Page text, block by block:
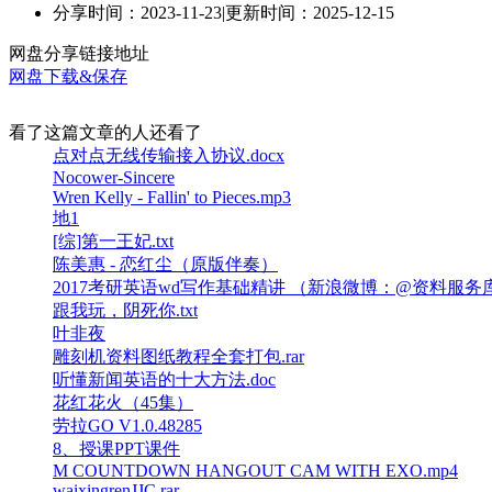
分享时间：2023-11-23|更新时间：2025-12-15
网盘分享链接地址
网盘下载&保存
看了这篇文章的人还看了
点对点无线传输接入协议.docx
Nocower-Sincere
Wren Kelly - Fallin' to Pieces.mp3
地1
[综]第一王妃.txt
陈美惠 - 恋红尘（原版伴奏）
2017考研英语wd写作基础精讲 （新浪微博：@资料服务
跟我玩，阴死你.txt
叶非夜
雕刻机资料图纸教程全套打包.rar
听懂新闻英语的十大方法.doc
花红花火（45集）
劳拉GO V1.0.48285
8、授课PPT课件
M COUNTDOWN HANGOUT CAM WITH EXO.mp4